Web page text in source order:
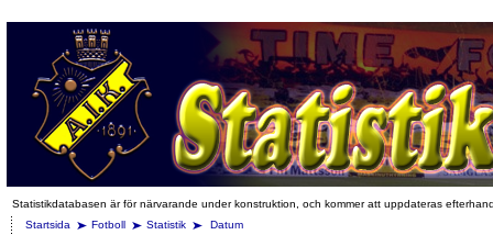
Statistikdatabasen är för närvarande under konstruktion, och kommer att uppdateras
Startsida
Fotboll Statistik Datum